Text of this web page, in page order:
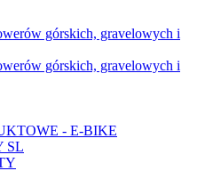
- E-BIKE
SL